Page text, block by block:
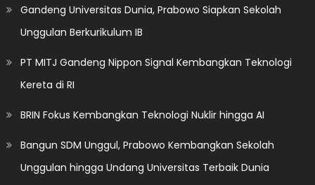
Gandeng Universitas Dunia, Prabowo Siapkan Sekolah
Unggulan Berkurikulum IB
PT MITJ Gandeng Nippon Signal Kembangkan Teknologi
Kereta di RI
BRIN Fokus Kembangkan Teknologi Nuklir hingga AI
Bangun SDM Unggul, Prabowo Kembangkan Sekolah
Unggulan hingga Undang Universitas Terbaik Dunia